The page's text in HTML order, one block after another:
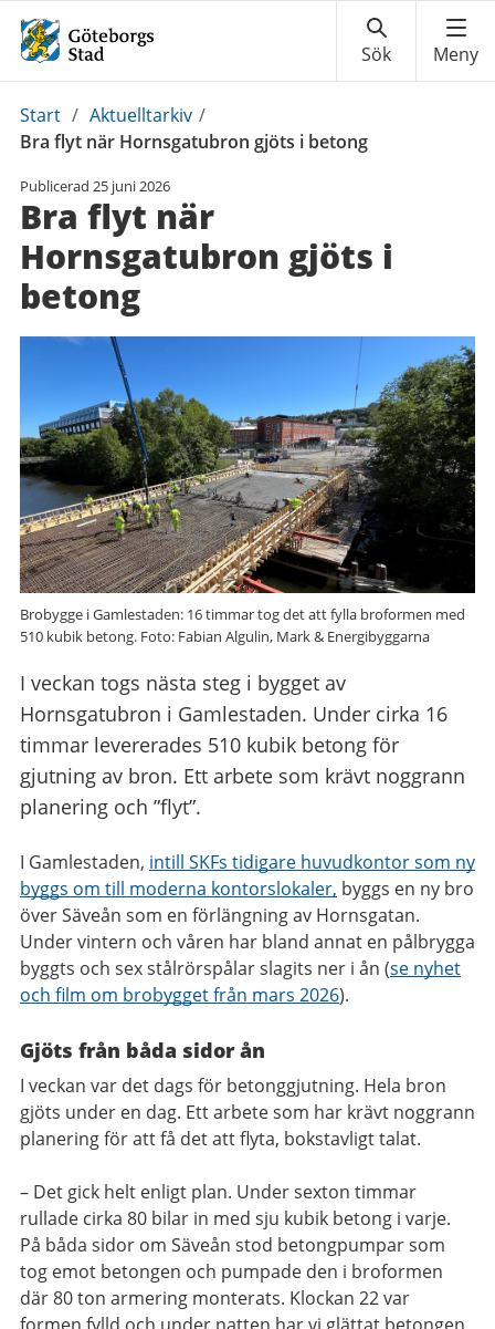
Du
är
Start / Aktuelltarkiv /
Bra flyt när Hornsgatubron gjöts i betong
Publicerad 25 juni 2026
Bra flyt när
Hornsgatubron gjöts i
betong
Brobygge i Gamlestaden: 16 timmar tog det att fylla broformen med
510 kubik betong. Foto: Fabian Algulin, Mark & Energibyggarna
I veckan togs nästa steg i bygget av
Hornsgatubron i Gamlestaden. Under cirka 16
timmar levererades 510 kubik betong för
gjutning av bron. Ett arbete som krävt noggrann
planering och ”flyt”.
I Gamlestaden, intill SKFs tidigare huvudkontor som ny
byggs om till moderna kontorslokaler, byggs en ny bro
över Säveån som en förlängning av Hornsgatan.
Under vintern och våren har bland annat en pålbrygga
byggts och sex stålrörspålar slagits ner i ån (se nyhet
och film om brobygget från mars 2026).
Gjöts från båda sidor ån
I veckan var det dags för betonggjutning. Hela bron
gjöts under en dag. Ett arbete som har krävt noggrann
planering för att få det att flyta, bokstavligt talat.
– Det gick helt enligt plan. Under sexton timmar
rullade cirka 80 bilar in med sju kubik betong i varje.
På båda sidor om Säveån stod betongpumpar som
tog emot betongen och pumpade den i broformen
där 80 ton armering monterats. Klockan 22 var